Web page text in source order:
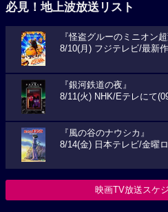
必見！地上波放送リスト
『怪盗グルーのミニオン超
8/10(月) フジテレビ/最新
『銀河鉄道の夜』
8/11(火) NHK/Eテレにて
『風の谷のナウシカ』
8/14(金) 日本テレビ/金曜
映画TV放送スケ